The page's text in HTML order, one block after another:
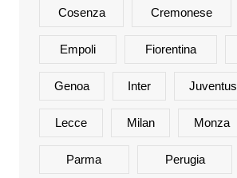
Cosenza Cremonese
Empoli Fiorentina
Genoa Inter Juventus
Lecce Milan Monza
Parma Perugia